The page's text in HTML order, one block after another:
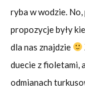
ryba w wodzie.
propozycje były
dla nas znajdzie
duecie z fioletami,
odmianach